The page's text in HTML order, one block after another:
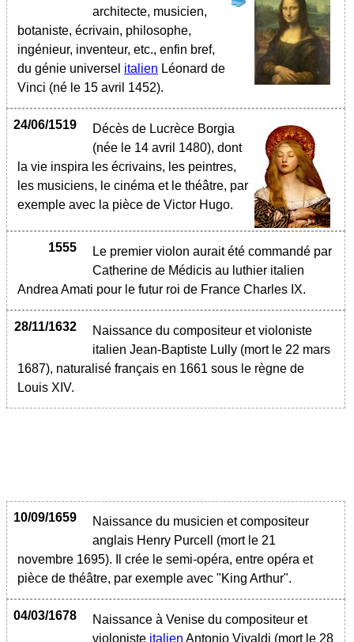
architecte, musicien,
botaniste, écrivain, philosophe,
ingénieur, inventeur, etc., enfin bref,
du génie universel italien Léonard de
Vinci (né le 15 avril 1452).
24/06/1519
Décès de Lucrèce Borgia
(née le 14 avril 1480), dont
la vie inspira les écrivains, les peintres,
les musiciens, le cinéma et le théâtre, par
exemple avec la pièce de Victor Hugo.
1555
Le premier violon aurait été commandé par
Catherine de Médicis au luthier italien
Andrea Amati pour le futur roi de France Charles IX.
28/11/1632
Naissance du compositeur et violoniste
italien Jean-Baptiste Lully (mort le 22 mars
1687), naturalisé français en 1661 sous le règne de
Louis XIV.
10/09/1659
Naissance du musicien et compositeur
anglais Henry Purcell (mort le 21
novembre 1695). Il crée le semi-opéra, entre opéra et
pièce de théâtre, par exemple avec "King Arthur".
04/03/1678
Naissance à Venise du compositeur et
violoniste italien Antonio Vivaldi (mort le 28